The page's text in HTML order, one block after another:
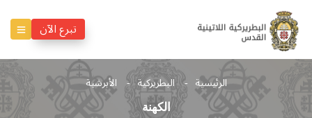
تبرع الآن
الرئيسية البطريركية الأبرشية
الكهنة